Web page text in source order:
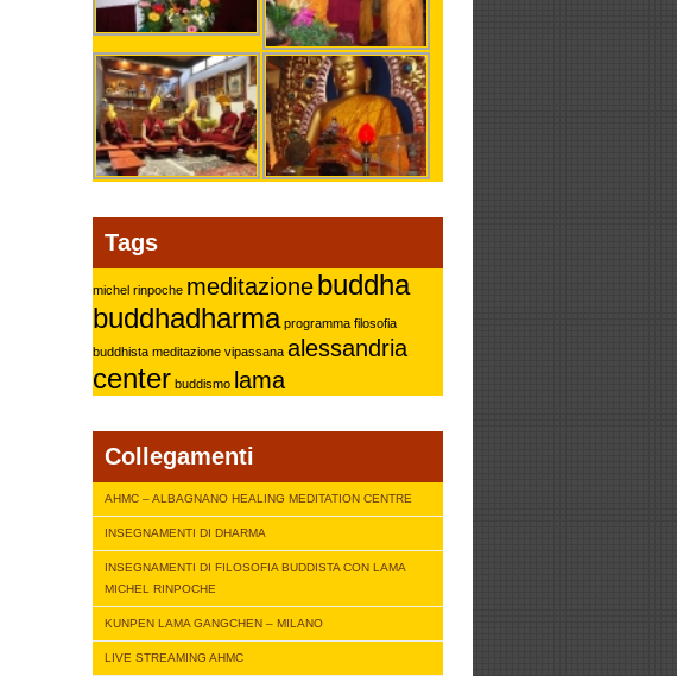
Tags
michel rinpoche meditazionebuddha
buddhadharma programma filosofia
buddhista meditazione vipassana alessandria
center buddismo lama
Collegamenti
AHMC – ALBAGNANO HEALING MEDITATION CENTRE
INSEGNAMENTI DI DHARMA
INSEGNAMENTI DI FILOSOFIA BUDDISTA CON LAMA
MICHEL RINPOCHE
KUNPEN LAMA GANGCHEN – MILANO
LIVE STREAMING AHMC